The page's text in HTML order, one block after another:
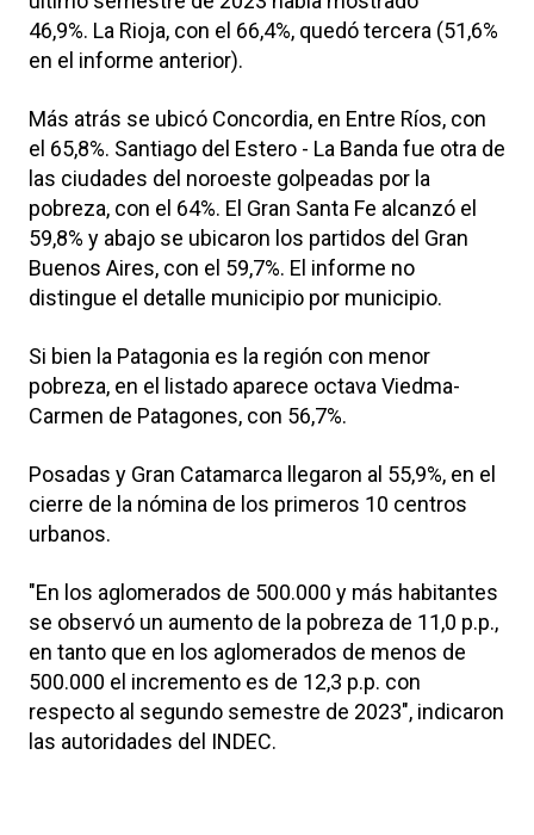
46,9%. La Rioja, con el 66,4%, quedó tercera (51,6%
en el informe anterior).
Más atrás se ubicó Concordia, en Entre Ríos, con
el 65,8%. Santiago del Estero - La Banda fue otra de
las ciudades del noroeste golpeadas por la
pobreza, con el 64%. El Gran Santa Fe alcanzó el
59,8% y abajo se ubicaron los partidos del Gran
Buenos Aires, con el 59,7%. El informe no
distingue el detalle municipio por municipio.
Si bien la Patagonia es la región con menor
pobreza, en el listado aparece octava Viedma-
Carmen de Patagones, con 56,7%.
Posadas y Gran Catamarca llegaron al 55,9%, en el
cierre de la nómina de los primeros 10 centros
urbanos.
"En los aglomerados de 500.000 y más habitantes
se observó un aumento de la pobreza de 11,0 p.p.,
en tanto que en los aglomerados de menos de
500.000 el incremento es de 12,3 p.p. con
respecto al segundo semestre de 2023", indicaron
las autoridades del INDEC.